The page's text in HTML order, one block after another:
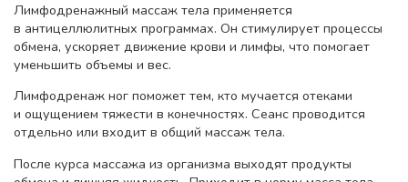
Лимфодренажный массаж тела применяется
в антицеллюлитных программах. Он стимулирует процессы
обмена, ускоряет движение крови и лимфы, что помогает
уменьшить объемы и вес.
Лимфодренаж ног поможет тем, кто мучается отеками
и ощущением тяжести в конечностях. Сеанс проводится
отдельно или входит в общий массаж тела.
После курса массажа из организма выходят продукты